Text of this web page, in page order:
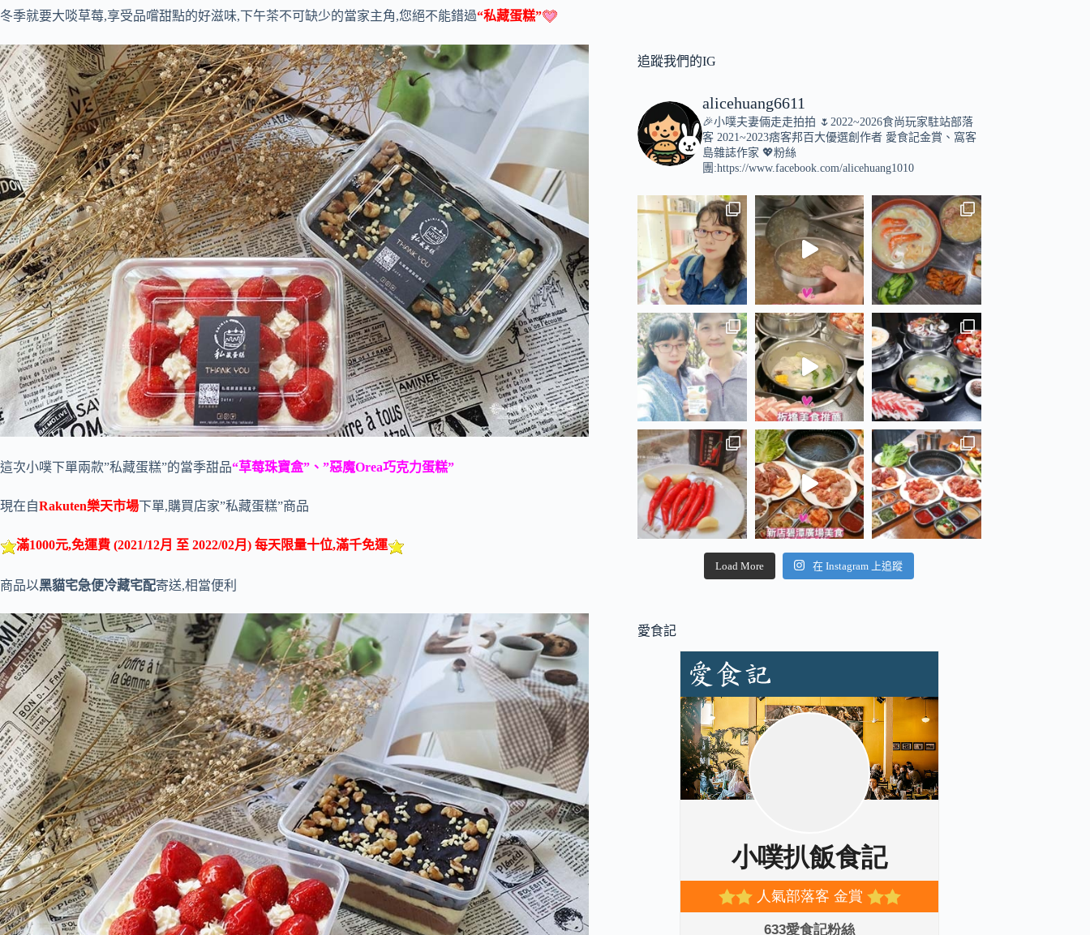
冬季就要大啖草莓,享受品嚐甜點的好滋味,下午茶不可缺少的當家主角,您絕不能錯過“私藏蛋糕”
這次小噗下單兩款”私藏蛋糕”的當季甜品“草莓珠寶盒”、”惡魔Orea巧克力蛋糕”
現在自Rakuten樂天市場下單,購買店家”私藏蛋糕”商品
滿1000元,免運費 (2021/12月 至 2022/02月) 每天限量十位,滿千免運
商品以黑貓宅急便冷藏宅配寄送,相當便利
追蹤我們的IG
alicehuang6611
🎉小噗夫妻倆走走拍拍 🌷2022~2026食尚玩家駐站部落
客 2021~2023痞客邦百大優選創作者 愛食記金賞、窩客
島雜誌作家 💖粉絲
團:https://www.facebook.com/alicehuang1010
Load More 在 Instagram 上追蹤
愛食記